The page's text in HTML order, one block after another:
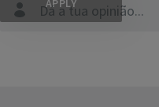
Dá a tua opinião...